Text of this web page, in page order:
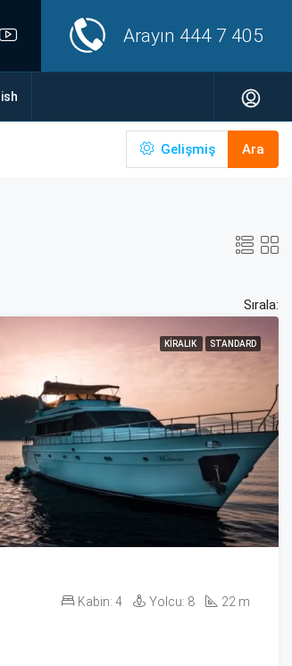
Arayın 444 7 405
Gelişmiş Ara
Sırala:
KIRALIK STANDARD
Kabin: 4 Yolcu: 8 22 m